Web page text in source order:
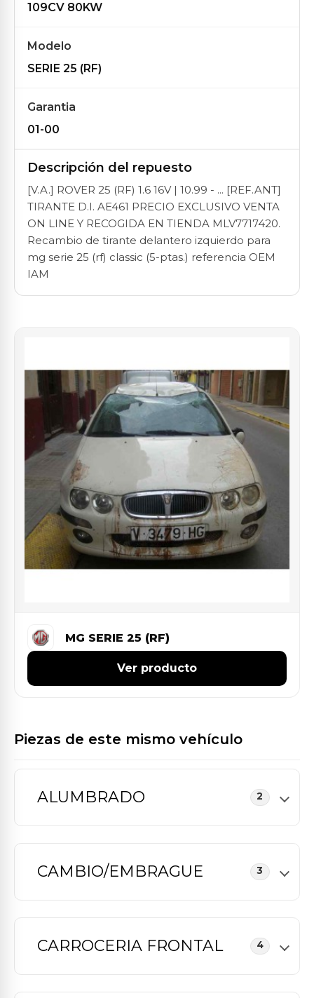
109CV 80KW
Modelo
SERIE 25 (RF)
Garantia
01-00
Descripción del repuesto
[V.A.] ROVER 25 (RF) 1.6 16V | 10.99 - ... [REF.ANT]
TIRANTE D.I. AE461 PRECIO EXCLUSIVO VENTA
ON LINE Y RECOGIDA EN TIENDA MLV7717420.
Recambio de tirante delantero izquierdo para
mg serie 25 (rf) classic (5-ptas.) referencia OEM
IAM
MG SERIE 25 (RF)
Ver producto
Piezas de este mismo vehículo
ALUMBRADO 2
CAMBIO/EMBRAGUE 3
CARROCERIA FRONTAL 4